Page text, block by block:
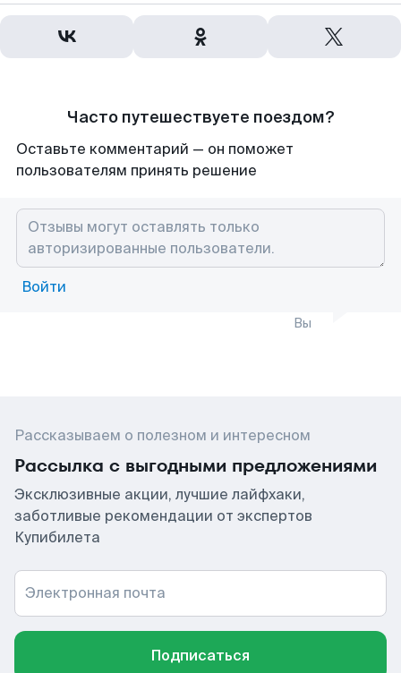
Часто путешествуете поездом?
Оставьте комментарий — он поможет
пользователям принять решение
Войти
Вы
Рассказываем о полезном и интересном
Рассылка с выгодными предложениями
Эксклюзивные акции, лучшие лайфхаки,
заботливые рекомендации от экспертов
Купибилета
Электронная почта
Подписаться